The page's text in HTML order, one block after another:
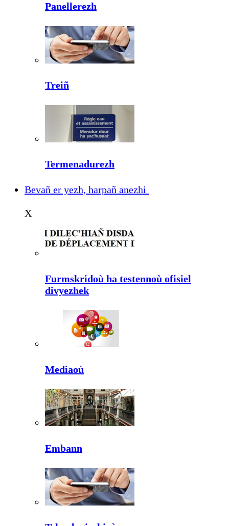
Panellerezh
Treiñ
Termenadurezh
Bevañ er yezh, harpañ anezhi
X
Furmskridoù ha testennoù ofisiel
divyezhek
Mediaoù
Embann